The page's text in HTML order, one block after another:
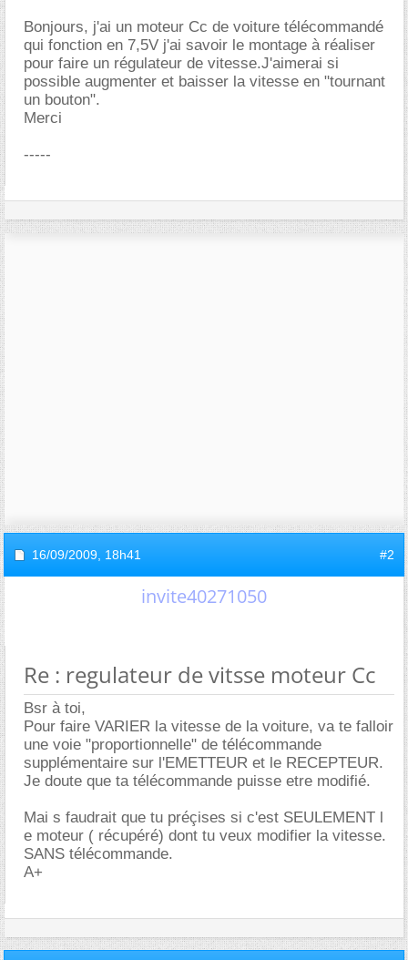
Bonjours, j'ai un moteur Cc de voiture télécommandé
qui fonction en 7,5V j'ai savoir le montage à réaliser
pour faire un régulateur de vitesse.J'aimerai si
possible augmenter et baisser la vitesse en "tournant
un bouton".
Merci
-----
16/09/2009, 18h41 #2
invite40271050
Re : regulateur de vitsse moteur Cc
Bsr à toi,
Pour faire VARIER la vitesse de la voiture, va te falloir
une voie "proportionnelle" de télécommande
supplémentaire sur l'EMETTEUR et le RECEPTEUR.
Je doute que ta télécommande puisse etre modifié.
Mai s faudrait que tu préçises si c'est SEULEMENT l
e moteur ( récupéré) dont tu veux modifier la vitesse.
SANS télécommande.
A+